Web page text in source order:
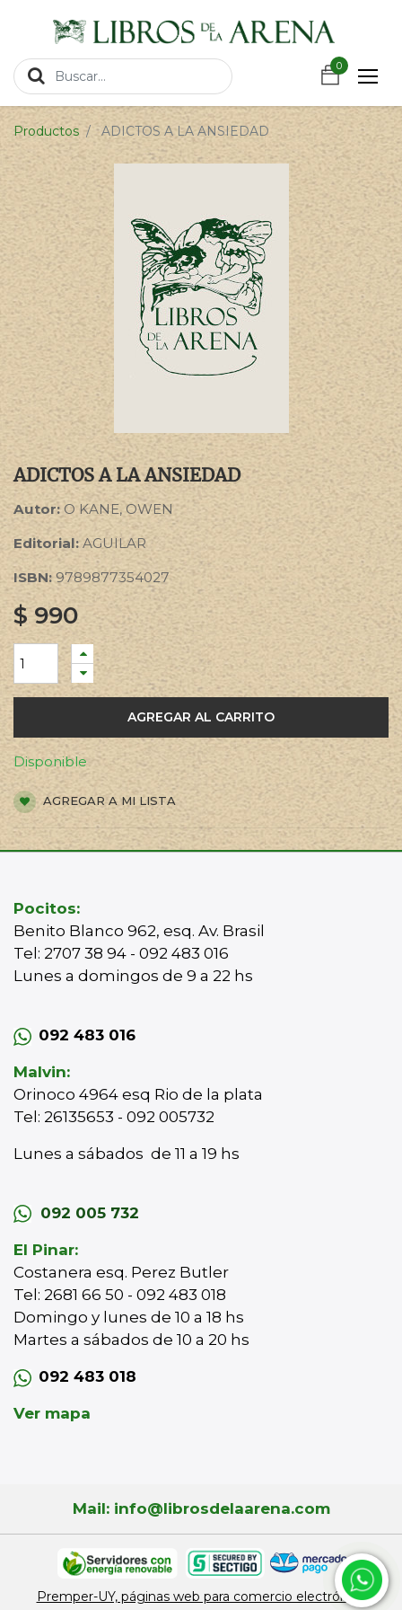
0
0
Productos ADICTOS A LA ANSIEDAD
ADICTOS A LA ANSIEDAD
Autor: O KANE, OWEN
Editorial:AGUILAR
ISBN: 9789877354027
$990
AGREGAR AL CARRITO
Disponible
AGREGAR A MI LISTA
Pocitos:
Benito Blanco 962, esq. Av. Brasil
Tel: 2707 38 94 - 092 483 016
Lunes a domingos de 9 a 22 hs
092 483 016
Malvin:
Orinoco 4964 esq Rio de la plata
Tel: 26135653 - 092 005732
Lunes a sábados de 11 a 19 hs
092 005 732
El Pinar:
Costanera esq. Perez Butler
Tel: 2681 66 50 - 092 483 018
Domingo y lunes de 10 a 18 hs
Martes a sábados de 10 a 20 hs
092 483 018
Ver mapa
Mail: info@librosdelaarena.com
Premper-UY, páginas web para comercio electrónico